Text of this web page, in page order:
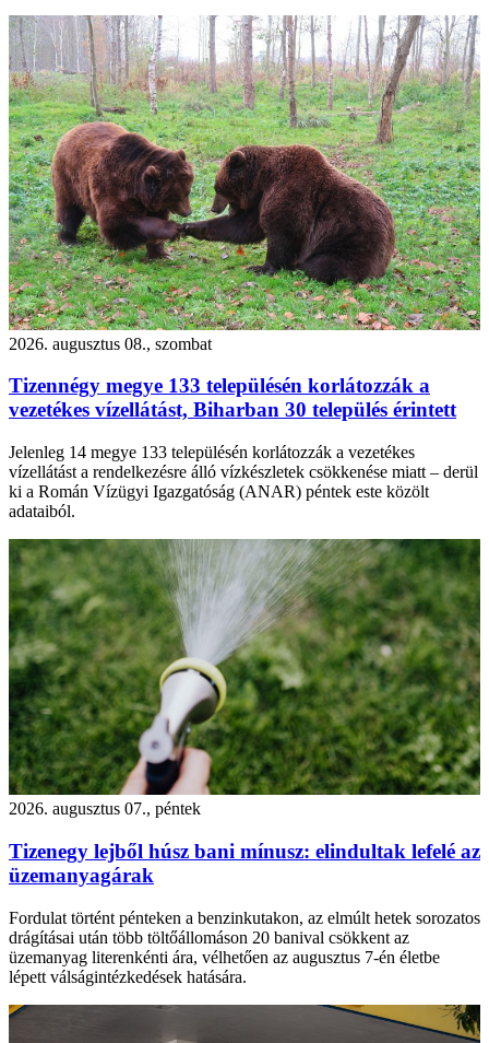
2026. augusztus 08., szombat
Tizennégy megye 133 településén korlátozzák a
vezetékes vízellátást, Biharban 30 település érintett
Jelenleg 14 megye 133 településén korlátozzák a vezetékes
vízellátást a rendelkezésre álló vízkészletek csökkenése miatt – derül
ki a Román Vízügyi Igazgatóság (ANAR) péntek este közölt
adataiból.
2026. augusztus 07., péntek
Tizenegy lejből húsz bani mínusz: elindultak lefelé az
üzemanyagárak
Fordulat történt pénteken a benzinkutakon, az elmúlt hetek sorozatos
drágításai után több töltőállomáson 20 banival csökkent az
üzemanyag literenkénti ára, vélhetően az augusztus 7-én életbe
lépett válságintézkedések hatására.